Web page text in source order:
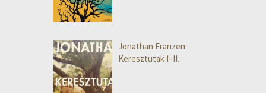
Jonathan Franzen:
Keresztutak I–II.